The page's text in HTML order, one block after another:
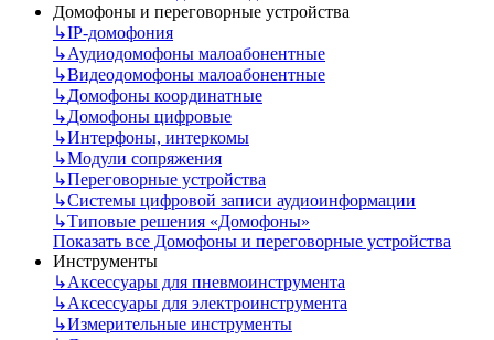
Домофоны и переговорные устройства
↳IP-домофония
↳Аудиодомофоны малоабонентные
↳Видеодомофоны малоабонентные
↳Домофоны координатные
↳Домофоны цифровые
↳Интерфоны, интеркомы
↳Модули сопряжения
↳Переговорные устройства
↳Системы цифровой записи аудиоинформации
↳Типовые решения «Домофоны»
Показать все Домофоны и переговорные устройства
Инструменты
↳Аксессуары для пневмоинструмента
↳Аксессуары для электроинструмента
↳Измерительные инструменты